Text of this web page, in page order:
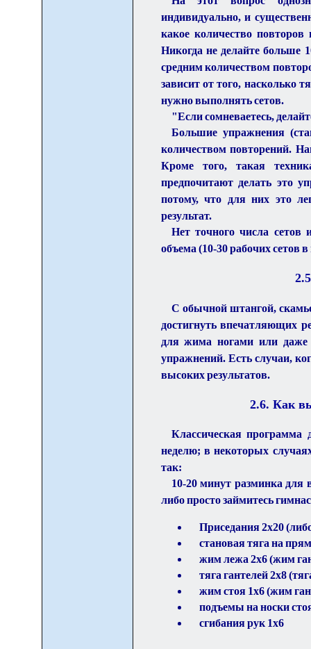
индивидуально, и
какое количество
Никогда не делайте больше
средним количеством
зависит от того, насколько
нужно выполнять сетов.
"Если сомневаетесь,
Большие упражнения
количеством повторений.
Кроме того, такая
предпочитают делать это
потому, что для них это
результат.
Нет точного числа сетов
объема (10-30 рабочих сетов
2.5
С обычной штангой,
достигнуть впечатляющих
для жима ногами или даже
упражнений. Есть случаи,
высоких результатов.
2.6. Как
Классическая
неделю; в некоторых
так:
10-20 минут разминка для
либо просто займитесь
Приседания 2х20
становая тяга на
жим лежа 2х6 (жим
тяга гантелей 2х8
жим стоя 1х6 (жим
подъемы на носки
сгибания рук 1х6